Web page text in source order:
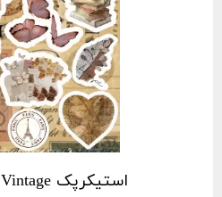
استیکرپک Vintage کد cnb44